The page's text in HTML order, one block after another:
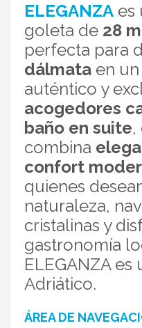
ELEGANZA es
goleta de 28
perfecta para
dálmata en
auténtico y
acogedores
baño en suite,
combina
confort
quienes
naturaleza,
cristalinas y
gastronomía
ELEGANZA es
Adriático.
ÁREA DE